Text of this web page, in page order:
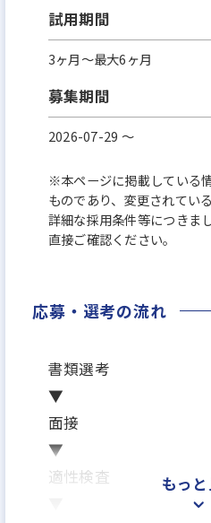
試用期間
3ヶ月～最大6ヶ月
募集期間
2026-07-29 〜
※本ページに掲載している
ものであり、変更されてい
詳細な採用条件等につきま
直接ご確認ください。
応募・選考の流れ
書類選考
▼
面接
▼
適性検査
もっ